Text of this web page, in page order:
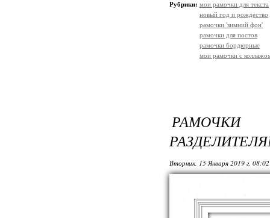
Рубрики: мои рамочки для текста
новый год и рождество
рамочки 'зимний фон'
рамочки для постов
рамочки бордюрные
мои рамочки с
Вторник, 15 Января 2019 г.